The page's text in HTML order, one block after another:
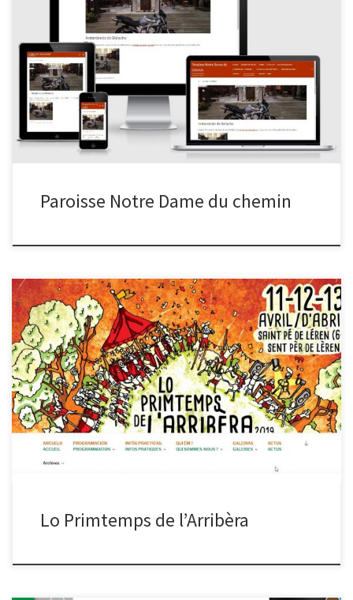
Paroisse Notre Dame du chemin
Lo Primtemps de l’Arribèra